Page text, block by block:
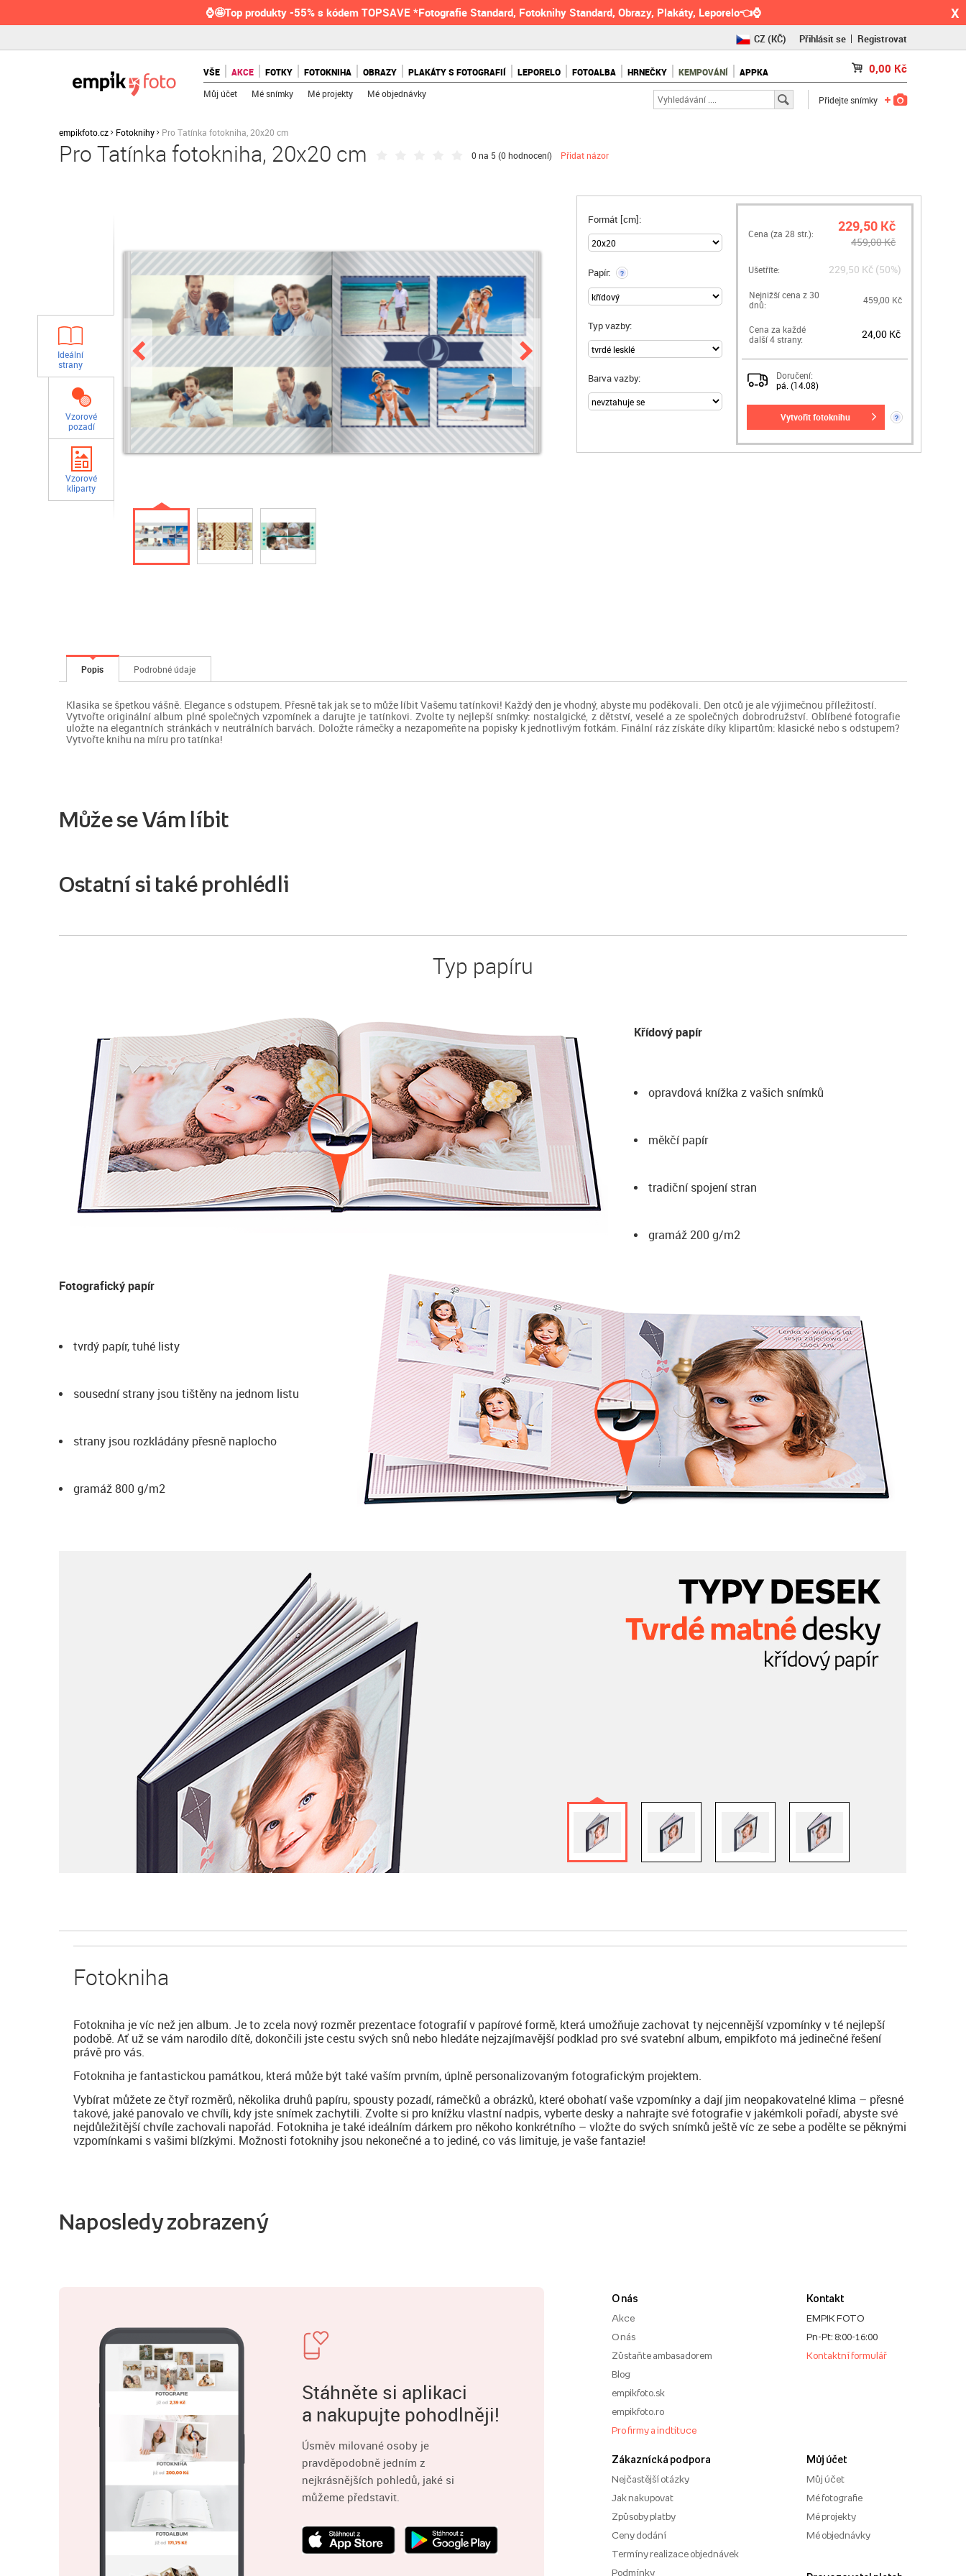
⌚🤩Top produkty -55% s kódem TOPSAVE *Fotografie Standard, Fotoknihy Standard, Obrazy, Plakáty, Leporelo👈⌚ X
CZ(KČ)
RO(RON)
Přihlásit se Registrovat
VŠE AKCE FOTKY FOTOKNIHA OBRAZY PLAKÁTY S FOTOGRAFIÍ LEPORELO FOTOALBA HRNEČKY KEMPOVÁNÍ APPKA 0,00 Kč
Můj účet Mé snímky Mé projekty Mé objednávky
Přidejte snímky
empikfoto.cz Fotoknihy Pro Tatínka fotokniha, 20x20 cm
Pro Tatínka fotokniha, 20x20 cm 0 na 5 (0 hodnocení) Přidat názor
Ideální
strany
Vzorové
pozadí
Vzorové
kliparty
Formát [cm]:
Papír: ?
Typ vazby:
Barva vazby:
Cena (za 28 str.): 229,50 Kč
459,00 Kč
Ušetříte: 229,50 Kč (50%)
Nejnižší cena z 30
dnů:
459,00 Kč
Cena za každé
další 4 strany:
24,00 Kč
Doručení:
pá. (14.08)
vytvořit fotoknihu ?
Popis Podrobné údaje
Klasika se špetkou vášně. Elegance s odstupem. Přesně tak jak se to může líbit Vašemu tatínkovi! Každý den je vhodný, abyste mu poděkovali. Den otců je ale výjimečnou příležitostí.
Vytvořte originální album plné společných vzpomínek a darujte je tatínkovi. Zvolte ty nejlepší snímky: nostalgické, z dětství, veselé a ze společných dobrodružství. Oblíbené fotografie
uložte na elegantních stránkách v neutrálních barvách. Doložte rámečky a nezapomeňte na popisky k jednotlivým fotkám. Finální ráz získáte díky klipartům: klasické nebo s odstupem?
Vytvořte knihu na míru pro tatínka!
Může se Vám líbit
Ostatní si také prohlédli
Typ papíru
Křídový papír
opravdová knížka z vašich snímků
měkčí papír
tradiční spojení stran
gramáž 200 g/m2
Fotografický papír
tvrdý papír, tuhé listy
sousední strany jsou tištěny na jednom listu
strany jsou rozkládány přesně naplocho
gramáž 800 g/m2
Fotokniha
Fotokniha je víc než jen album. Je to zcela nový rozměr prezentace fotografií v papírové formě, která umožňuje zachovat ty nejcennější vzpomínky v té nejlepší
podobě. Ať už se vám narodilo dítě, dokončili jste cestu svých snů nebo hledáte nejzajímavější podklad pro své svatební album, empikfoto má jedinečné řešení
právě pro vás.
Fotokniha je fantastickou památkou, která může být také vaším prvním, úplně personalizovaným fotografickým projektem.
Vybírat můžete ze čtyř rozměrů, několika druhů papíru, spousty pozadí, rámečků a obrázků, které obohatí vaše vzpomínky a dají jim neopakovatelné klima – přesné
takové, jaké panovalo ve chvíli, kdy jste snímek zachytili. Zvolte si pro knížku vlastní nadpis, vyberte desky a nahrajte své fotografie v jakémkoli pořadí, abyste své
nejdůležitější chvíle zachovali napořád. Fotokniha je také ideálním dárkem pro někoho konkrétního – vložte do svých snímků ještě víc ze sebe a podělte se pěknými
vzpomínkami s vašimi blízkými. Možnosti fotoknihy jsou nekonečné a to jediné, co vás limituje, je vaše fantazie!
Naposledy zobrazený
Stáhněte si aplikaci
a nakupujte pohodlněji!
Úsměv milované osoby je
pravděpodobně jedním z
nejkrásnějších pohledů, jaké si
můžeme představit.
O nás
Akce
O nás
Zůstaňte ambasadorem
Blog
empikfoto.sk
empikfoto.ro
Pro firmy a indtituce
Zákaznícká podpora
Nejčastější otázky
Jak nakupovat
Způsoby platby
Ceny dodání
Termíny realizace objednávek
Podmínky
Kontakt
EMPIK FOTO
Pn-Pt: 8:00-16:00
Kontaktní formulář
Můj účet
Můj účet
Mé fotografie
Mé projekty
Mé objednávky